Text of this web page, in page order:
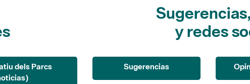
dels Parcs
y redes
Sugerencias